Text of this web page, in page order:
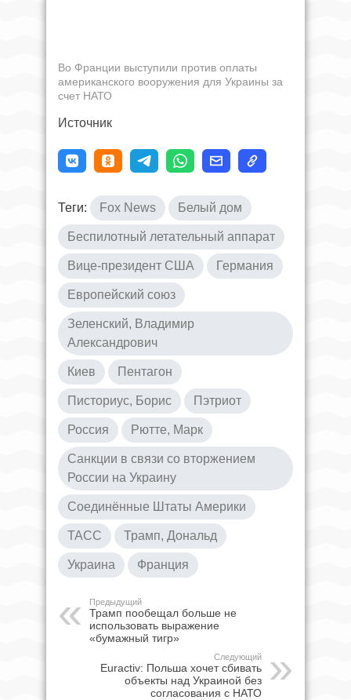
Во Франции выступили против оплаты
американского вооружения для Украины за
счет НАТО
Источник
Теги: Fox News Белый дом
Беспилотный летательный аппарат
Вице-президент США Германия
Европейский союз
Зеленский, Владимир
Александрович
Киев Пентагон
Писториус, Борис Пэтриот
Россия Рютте, Марк
Санкции в связи со вторжением
России на Украину
Соединённые Штаты Америки
ТАСС Трамп, Дональд
Украина Франция
Предыдущий
Трамп пообещал больше не
использовать выражение
«бумажный тигр»
Следующий
Euractiv: Польша хочет сбивать
объекты над Украиной без
согласования с НАТО